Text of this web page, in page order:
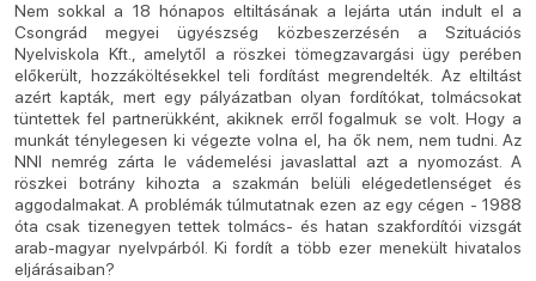
Nem sokkal a 18 hónapos eltiltásának a lejárta után indult el a
Csongrád megyei ügyészség közbeszerzésén a Szituációs
Nyelviskola Kft., amelytől a röszkei tömegzavargási ügy perében
előkerült, hozzáköltésekkel teli fordítást megrendelték. Az eltiltást
azért kapták, mert egy pályázatban olyan fordítókat, tolmácsokat
tüntettek fel partnerükként, akiknek erről fogalmuk se volt. Hogy a
munkát ténylegesen ki végezte volna el, ha ők nem, nem tudni. Az
NNI nemrég zárta le vádemelési javaslattal azt a nyomozást. A
röszkei botrány kihozta a szakmán belüli elégedetlenséget és
aggodalmakat. A problémák túlmutatnak ezen az egy cégen - 1988
óta csak tizenegyen tettek tolmács- és hatan szakfordítói vizsgát
arab-magyar nyelvpárból. Ki fordít a több ezer menekült hivatalos
eljárásaiban?